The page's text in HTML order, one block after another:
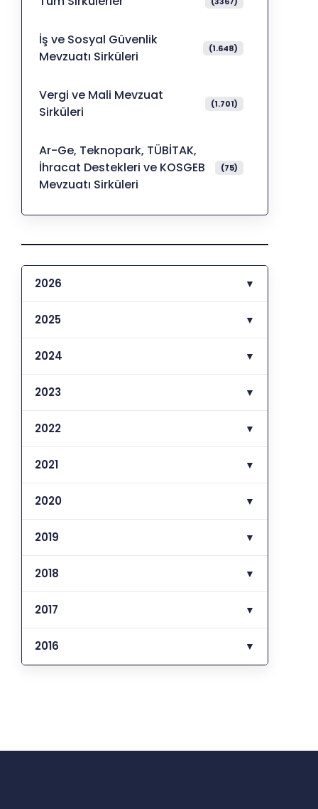
İş ve Sosyal Güvenlik
Mevzuatı Sirküleri
(1.648)
Vergi ve Mali Mevzuat
Sirküleri
(1.701)
Ar-Ge, Teknopark, TÜBİTAK,
İhracat Destekleri ve KOSGEB
Mevzuatı Sirküleri
(75)
2026 ▼
2025 ▼
2024 ▼
2023 ▼
2022 ▼
2021 ▼
2020 ▼
2019 ▼
2018 ▼
2017 ▼
2016 ▼